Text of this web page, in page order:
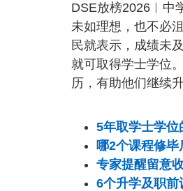
DSE放榜2026︱中
未如理想，也不必
民就表示，成绩未
就可取得学士学位
历，有助他们继续
5年取学士学位
哪2个课程修毕
专家提醒留意
6个升学及职前